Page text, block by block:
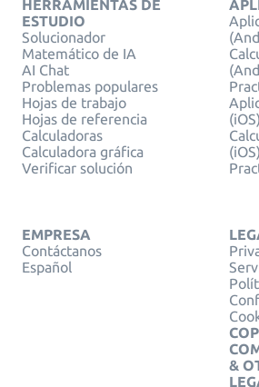
HERRAMIENTAS DE
ESTUDIO
Solucionador
Matemático de IA
AI Chat
Problemas populares
Hojas de trabajo
Hojas de referencia
Calculadoras
Calculadora gráfica
Verificar solución
(iOS)
(iOS)
EMPRESA
Contáctanos
Español
&